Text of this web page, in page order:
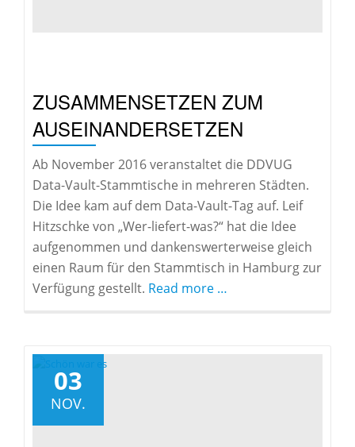
ZUSAMMENSETZEN ZUM
AUSEINANDERSETZEN
Ab November 2016 veranstaltet die DDVUG
Data-Vault-Stammtische in mehreren Städten.
Die Idee kam auf dem Data-Vault-Tag auf. Leif
Hitzschke von „Wer-liefert-was?“ hat die Idee
aufgenommen und dankenswerterweise gleich
einen Raum für den Stammtisch in Hamburg zur
Verfügung gestellt. Read more about
…
03
NOV.